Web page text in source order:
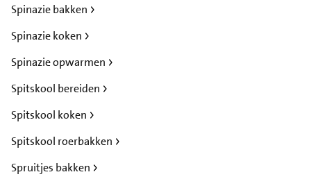
Spinazie bakken
Spinazie koken
Spinazie opwarmen
Spitskool bereiden
Spitskool koken
Spitskool roerbakken
Spruitjes bakken